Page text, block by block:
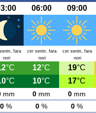
06:00 09:00
fara
nori
cer senin, fara
nori
cer senin, fara
nori
°C 12°C 19°C
°C 10°C 17°C
mm 0 mm 0 mm
0 % 0 % 0 %